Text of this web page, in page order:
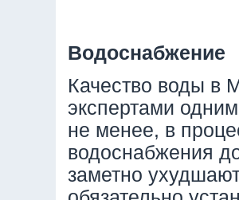
Водоснабжение
Качество воды в
экспертами
не менее, в
водоснабжения
заметно